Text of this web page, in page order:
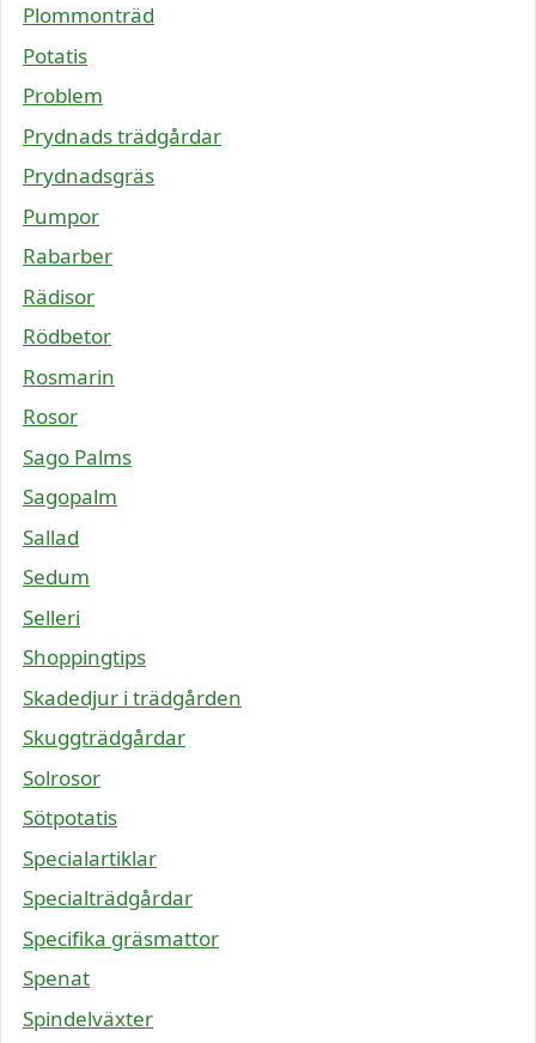
Plommonträd
Potatis
Problem
Prydnads trädgårdar
Prydnadsgräs
Pumpor
Rabarber
Rädisor
Rödbetor
Rosmarin
Rosor
Sago Palms
Sagopalm
Sallad
Sedum
Selleri
Shoppingtips
Skadedjur i trädgården
Skuggträdgårdar
Solrosor
Sötpotatis
Specialartiklar
Specialträdgårdar
Specifika gräsmattor
Spenat
Spindelväxter